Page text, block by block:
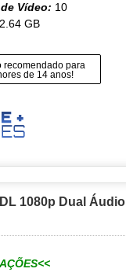
Vídeo: 10
2.64 GB
recomendado para
de 14 anos!
1080p Dual Áudio